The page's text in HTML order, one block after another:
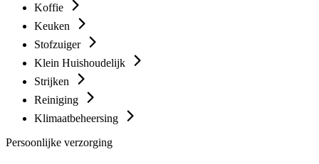
Koffie
Keuken
Stofzuiger
Klein Huishoudelijk
Strijken
Reiniging
Klimaatbeheersing
Persoonlijke verzorging